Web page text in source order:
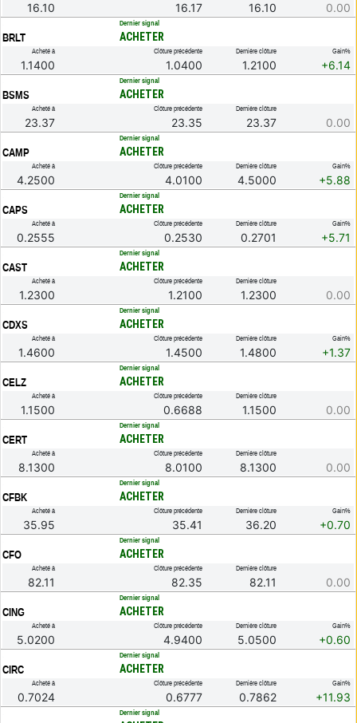
16.10 16.17 16.10 0.00
BRLT
Dernier signal
ACHETER
Acheté à
1.1400
Clôture précédente
1.0400
Dernière clôture
1.2100
Gain%
+6.14
BSMS
Dernier signal
ACHETER
Acheté à
23.37
Clôture précédente
23.35
Dernière clôture
23.37 0.00
CAMP
Dernier signal
ACHETER
Acheté à
4.2500
Clôture précédente
4.0100
Dernière clôture
4.5000
Gain%
+5.88
CAPS
Dernier signal
ACHETER
Acheté à
0.2555
Clôture précédente
0.2530
Dernière clôture
0.2701
Gain%
+5.71
CAST
Dernier signal
ACHETER
Acheté à
1.2300
Clôture précédente
1.2100
Dernière clôture
1.2300 0.00
CDXS
Dernier signal
ACHETER
Acheté à
1.4600
Clôture précédente
1.4500
Dernière clôture
1.4800
Gain%
+1.37
CELZ
Dernier signal
ACHETER
Acheté à
1.1500
Clôture précédente
0.6688
Dernière clôture
1.1500 0.00
CERT
Dernier signal
ACHETER
Acheté à
8.1300
Clôture précédente
8.0100
Dernière clôture
8.1300 0.00
CFBK
Dernier signal
ACHETER
Acheté à
35.95
Clôture précédente
35.41
Dernière clôture
36.20
Gain%
+0.70
CFO
Dernier signal
ACHETER
Acheté à
82.11
Clôture précédente
82.35
Dernière clôture
82.11 0.00
CING
Dernier signal
ACHETER
Acheté à
5.0200
Clôture précédente
4.9400
Dernière clôture
5.0500
Gain%
+0.60
CIRC
Dernier signal
ACHETER
Acheté à
0.7024
Clôture précédente
0.6777
Dernière clôture
0.7862
Gain%
+11.93
Dernier signal